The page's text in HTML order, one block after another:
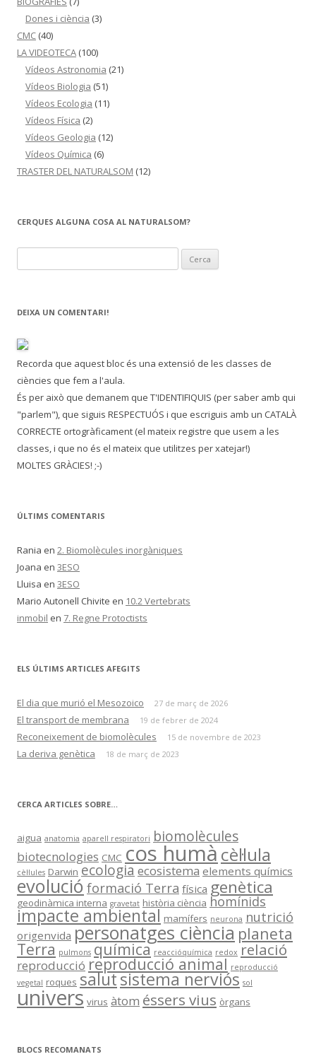
Dones i ciència (3)
CMC (40)
LA VIDEOTECA (100)
Vídeos Astronomia (21)
Vídeos Biologia (51)
Vídeos Ecologia (11)
Vídeos Física (2)
Vídeos Geologia (12)
Vídeos Química (6)
TRASTER DEL NATURALSOM (12)
CERQUES ALGUNA COSA AL NATURALSOM?
e
c
:
DEIXA UN COMENTARI!
Recorda que aquest bloc és una extensió de les classes de
ciències que fem a l'aula.
És per això que demanem que T'IDENTIFIQUIS (per saber amb qui
"parlem"), que siguis RESPECTUÓS i que escriguis amb un CATALÀ
CORRECTE ortogràficament (el mateix registre que usem a les
classes, i que no és el mateix que utilitzes per xatejar!)
MOLTES GRÀCIES! ;-)
ÚLTIMS COMENTARIS
Rania en 2. Biomolècules inorgàniques
Joana en 3ESO
Lluisa en 3ESO
Mario Autonell Chivite en 10.2 Vertebrats
inmobil en 7. Regne Protoctists
ELS ÚLTIMS ARTICLES AFEGITS
El dia que murió el Mesozoico 27 de març de 2026
El transport de membrana 19 de febrer de 2024
Reconeixement de biomolècules 15 de novembre de 2023
La deriva genètica 18 de març de 2023
CERCA ARTICLES SOBRE…
aigua anatomia aparell respiratori biomolècules
biotecnologies CMC cos humà cèl·lula
cèl·lules Darwin ecologiaecosistema elements químics
evolució formació Terra física genètica
geodinàmica interna gravetat història ciència homínids
impacte ambiental mamífers neurona nutrició
origenvida personatges ciència planeta
Terra pulmons química reaccióquímica redox relació
reproducció reproducció animal reproducció
vegetal roques salutsistema nerviós sol
univers virus àtom éssers vius òrgans
BLOCS RECOMANATS